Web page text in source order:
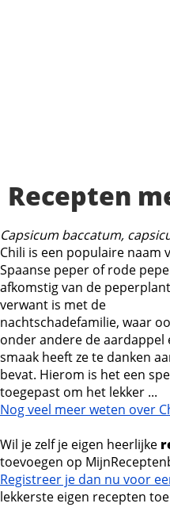
Recepten
Capsicum baccatum,
Chili is een populaire naam
Spaanse peper of rode
afkomstig van de
verwant is met de
nachtschadefamilie, waar
onder andere de
smaak heeft ze te danken
bevat. Hierom is het een
toegepast om het lekker ...
Nog veel meer weten over
Wil je zelf je eigen heerlijke
toevoegen op
Registreer je dan nu voor
lekkerste eigen recepten